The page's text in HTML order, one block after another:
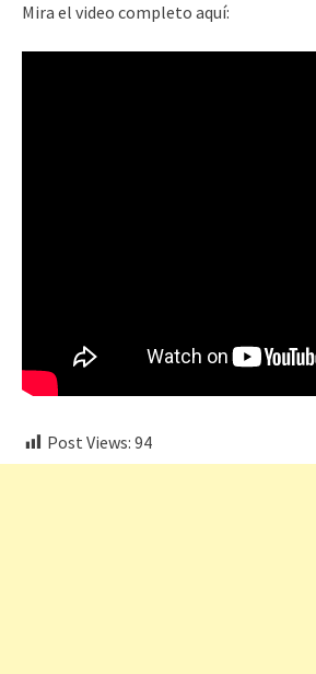
Mira el video completo aquí:
Post Views: 94